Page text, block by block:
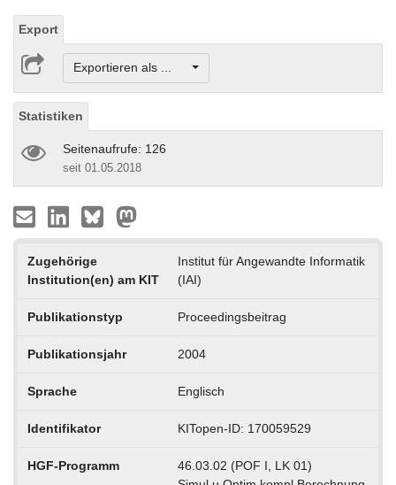
Export
Exportieren als ...
Statistiken
Seitenaufrufe: 126
seit 01.05.2018
Zugehörige
Institution(en) am KIT
Institut für Angewandte Informatik
(IAI)
Publikationstyp Proceedingsbeitrag
Publikationsjahr 2004
Sprache Englisch
Identifikator KITopen-ID: 170059529
HGF-Programm
46.03.02 (POF I, LK 01)